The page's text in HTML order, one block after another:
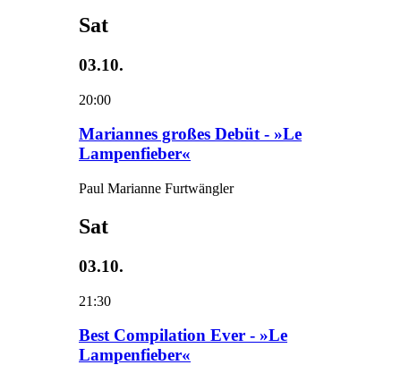
Sat
03.10.
20:00
Mariannes großes Debüt - »Le
Lampenfieber«
Paul Marianne Furtwängler
Sat
03.10.
21:30
Best Compilation Ever - »Le
Lampenfieber«